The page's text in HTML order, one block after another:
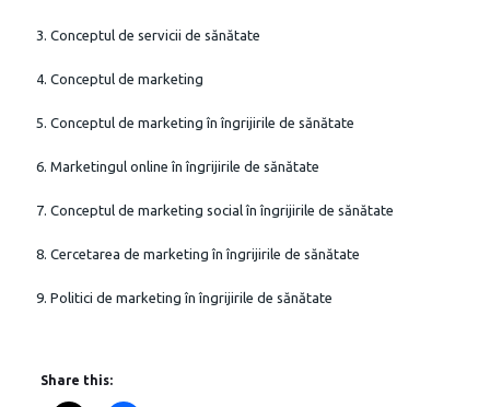
3. Conceptul de servicii de sănătate
4. Conceptul de marketing
5. Conceptul de marketing în îngrijirile de sănătate
6. Marketingul online în îngrijirile de sănătate
7. Conceptul de marketing social în îngrijirile de sănătate
8. Cercetarea de marketing în îngrijirile de sănătate
9. Politici de marketing în îngrijirile de sănătate
Share this: